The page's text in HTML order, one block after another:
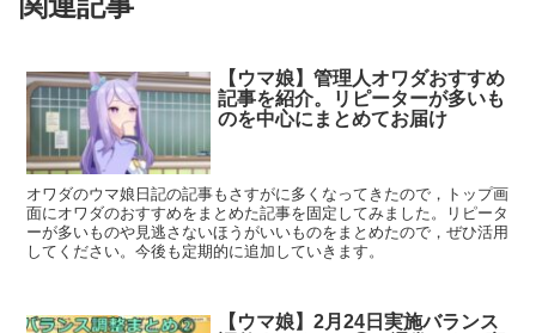
【ウマ娘】管理人オワダおすすめ
記事を紹介。リピーターが多いも
のを中心にまとめてお届け
オワダのウマ娘日記の記事もさすがに多くなってきたので，トップ画
面にオワダのおすすめをまとめた記事を固定してみました。リピータ
ーが多いものや見逃さないほうがいいものをまとめたので，ぜひ活用
してください。今後も定期的に追加していきます。
【ウマ娘】2月24日実施バランス